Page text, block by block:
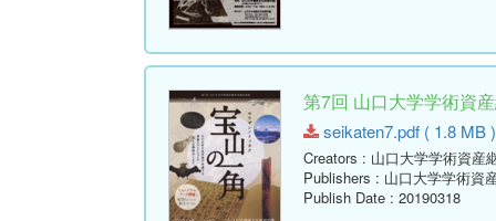
第7回 山口大学学術資
seikaten7.pdf ( 1.8 MB )
Creators : 山口大学学術資産
Publishers : 山口大学学術資
Publish Date : 20190318